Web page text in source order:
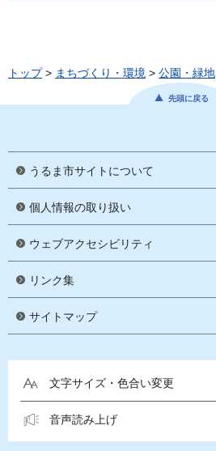
トップ> まちづくり・環境 > 公園・緑地
先頭に戻る
うるま市サイトについて
個人情報の取り扱い
ウェブアクセシビリティ
リンク集
サイトマップ
文字サイズ・色合い変更
音声読み上げ